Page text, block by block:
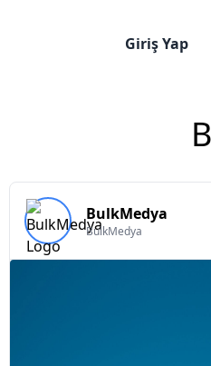
Giriş Yap
BulkMedya
BulkMedya